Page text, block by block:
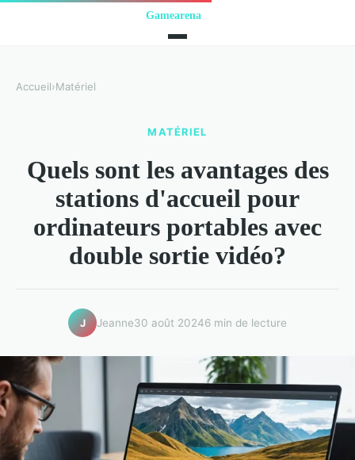
Accueil›Matériel
MATÉRIEL
Quels sont les avantages des
stations d'accueil pour
ordinateurs portables avec
double sortie vidéo?
J Jeanne30 août 20246 min de lecture